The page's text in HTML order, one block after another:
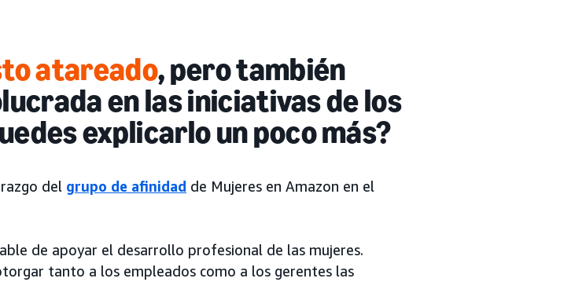
atareado, pero también
en las iniciativas de los
explicarlo un poco más?
del grupo de afinidad de Mujeres en Amazon en el
de apoyar el desarrollo profesional de las mujeres.
tanto a los empleados como a los gerentes las